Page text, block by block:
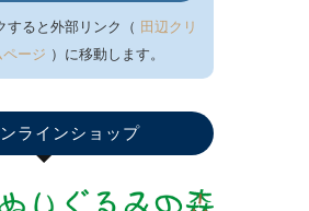
ると外部リンク（ 田辺クリ
ージ ）に移動します。
ラインショップ